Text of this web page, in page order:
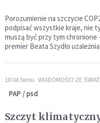
Porozumienie na szczycie
podpisać wszystkie kraje, nie
muszą być przy tym
premier Beata Szydło
10 lat temu WIADOMOŚCI ZE
PAP / psd
Szczyt